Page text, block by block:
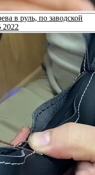
в руль, по заводской
2022